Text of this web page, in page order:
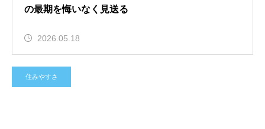
の最期を悔いなく見送る
2026.05.18
住みやすさ